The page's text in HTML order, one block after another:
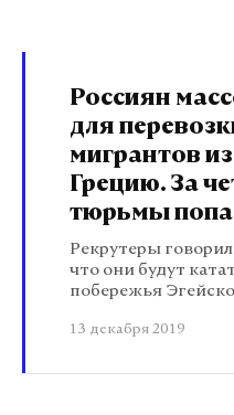
Россиян
для
мигрантов
Грецию. За
тюрьмы
Рекрутеры
что они будут
побережья
13 декабря 2019